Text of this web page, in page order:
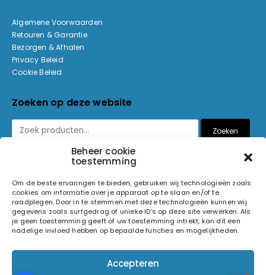
Beheer cookie
toestemming
Om de beste ervaringen te bieden, gebruiken wij technologieën zoals
cookies om informatie over je apparaat op te slaan en/of te
raadplegen. Door in te stemmen met deze technologieën kunnen wij
gegevens zoals surfgedrag of unieke ID's op deze site verwerken. Als
je geen toestemming geeft of uw toestemming intrekt, kan dit een
nadelige invloed hebben op bepaalde functies en mogelijkheden.
Accepteren
Algemene Voorwaarden
Retouren & Garantie
Bezorgen & Afhalen
Privacy Beleid
Cookie Beleid
Zoeken op deze website
Zoeken
© 2026 Light and Sound Factory. Alle rechten voorbehouden.